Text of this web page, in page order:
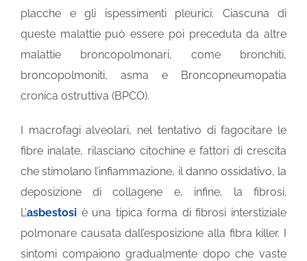
placche e gli ispessimenti pleurici. Ciascuna di
queste malattie può essere poi preceduta da altre
malattie broncopolmonari, come bronchiti,
broncopolmoniti, asma e Broncopneumopatia
cronica ostruttiva (BPCO).
I macrofagi alveolari, nel tentativo di fagocitare le
fibre inalate, rilasciano citochine e fattori di crescita
che stimolano l’infiammazione, il danno ossidativo, la
deposizione di collagene e, infine, la fibrosi.
L’asbestosi è una tipica forma di fibrosi interstiziale
polmonare causata dall’esposizione alla fibra killer. I
sintomi compaiono gradualmente dopo che vaste